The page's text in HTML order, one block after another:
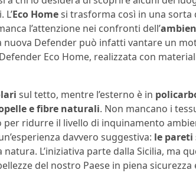
Eco Homesi trasforma così in una sorta
l’attenzione nei confronti dell’
Defender può infatti vantare un
Eco Home, realizzata con
sul tetto, mentre l’esterno è in
e fibre naturali. Non mancano i
ridurre il livello di inquinamento
davvero suggestiva: le
L’iniziativa parte dalla Sicilia, ma
del nostro Paese in piena sicurezza